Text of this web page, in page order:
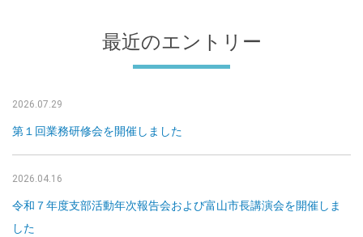
最近のエントリー
2026.07.29
第１回業務研修会を開催しました
2026.04.16
令和７年度支部活動年次報告会および富山市長講演会を開催しま
した